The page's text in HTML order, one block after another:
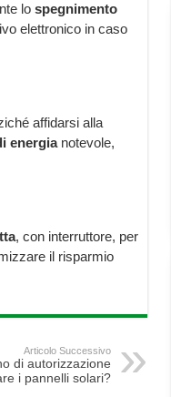
lo spegnimento
elettronico in caso
affidarsi alla
energianotevole,
, con interruttore, per
il risparmio
Articolo Successivo
di autorizzazione
i pannelli solari?